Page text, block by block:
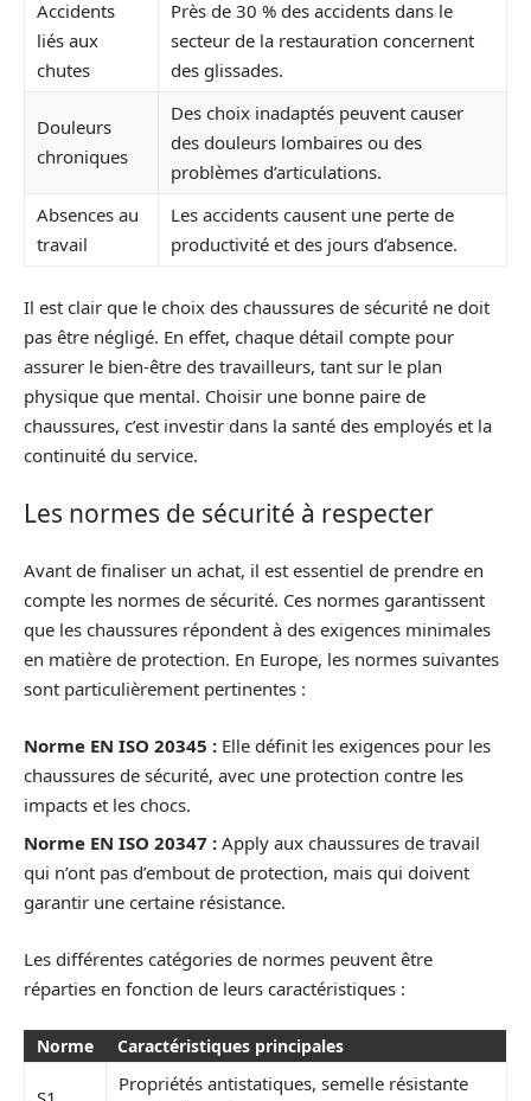
Accidents
liés aux
chutes
Près de 30 % des accidents dans le
secteur de la restauration concernent
des glissades.
Douleurs
chroniques
Des choix inadaptés peuvent causer
des douleurs lombaires ou des
problèmes d’articulations.
Absences au
travail
Les accidents causent une perte de
productivité et des jours d’absence.
Il est clair que le choix des chaussures de sécurité ne doit
pas être négligé. En effet, chaque détail compte pour
assurer le bien-être des travailleurs, tant sur le plan
physique que mental. Choisir une bonne paire de
chaussures, c’est investir dans la santé des employés et la
continuité du service.
Les normes de sécurité à respecter
Avant de finaliser un achat, il est essentiel de prendre en
compte les normes de sécurité. Ces normes garantissent
que les chaussures répondent à des exigences minimales
en matière de protection. En Europe, les normes suivantes
sont particulièrement pertinentes :
Norme EN ISO 20345 : Elle définit les exigences pour les
chaussures de sécurité, avec une protection contre les
impacts et les chocs.
Norme EN ISO 20347 : Apply aux chaussures de travail
qui n’ont pas d’embout de protection, mais qui doivent
garantir une certaine résistance.
Les différentes catégories de normes peuvent être
réparties en fonction de leurs caractéristiques :
Norme Caractéristiques principales
Propriétés antistatiques, semelle résistante